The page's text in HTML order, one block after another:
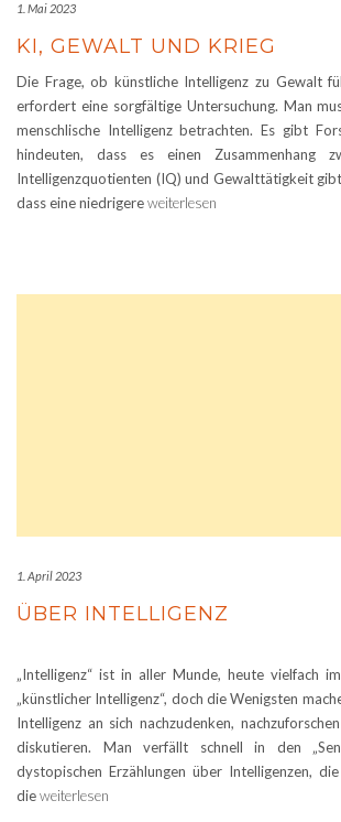
1. Mai 2023
KI, GEWALT UND KRIEG
Die Frage, ob künstliche Intelligenz zu Gewalt
erfordert eine sorgfältige Untersuchung. Man
menschlische Intelligenz betrachten. Es gibt
hindeuten, dass es einen Zusammenhang
Intelligenzquotienten (IQ) und Gewalttätigkeit
dass eine niedrigereweiterlesen
1. April 2023
ÜBER INTELLIGENZ
„Intelligenz“ ist in aller Munde, heute vielfach
„künstlicher Intelligenz“, doch die Wenigsten
Intelligenz an sich nachzudenken,
diskutieren. Man verfällt schnell in den
dystopischen Erzählungen über Intelligenzen,
dieweiterlesen